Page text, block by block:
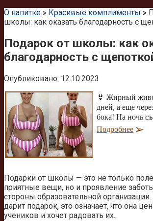
О напитке » Красивые комплименты »
школы: как оказать благодарность с
Подарок от школы: как
благодарность с
Опубликовано: 12.10.2023
👙 Жирный
дней, а еще
бока! На ночь
Подробнее
Подарки от школы — это не только
приятные вещи, но и проявление
стороны образовательной
дарит подарок, это означает, что она
учеников и хочет радовать их.